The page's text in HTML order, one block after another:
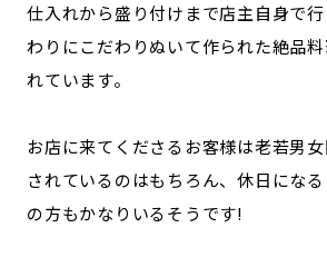
仕入れから盛り付けまで店主自身で
わりにこだわりぬいて作られた絶品
れています。
お店に来てくださるお客様は老若男
されているのはもちろん、休日にな
の方もかなりいるそうです!